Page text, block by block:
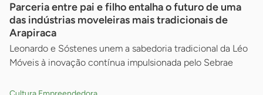
Parceria entre pai e filho entalha o futuro de uma
das indústrias moveleiras mais tradicionais de
Arapiraca
Leonardo e Sóstenes unem a sabedoria tradicional da Léo
Móveis à inovação contínua impulsionada pelo Sebrae